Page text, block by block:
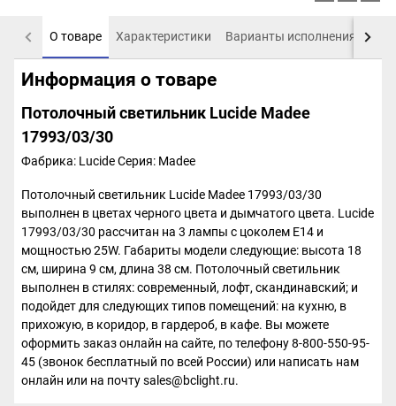
О товаре Характеристики Варианты исполнения
Информация о товаре
Потолочный светильник Lucide Madee
17993/03/30
Фабрика: LucideСерия: Madee
Потолочный светильник Lucide Madee 17993/03/30
выполнен в цветах черного цвета и дымчатого цвета. Lucide
17993/03/30 рассчитан на 3 лампы с цоколем Е14 и
мощностью 25W. Габариты модели следующие: высота 18
см, ширина 9 см, длина 38 см. Потолочный светильник
выполнен в стилях: современный, лофт, скандинавский; и
подойдет для следующих типов помещений: на кухню, в
прихожую, в коридор, в гардероб, в кафе. Вы можете
оформить заказ онлайн на сайте, по телефону 8-800-550-95-
45 (звонок бесплатный по всей России) или написать нам
онлайн или на почту sales@bclight.ru.